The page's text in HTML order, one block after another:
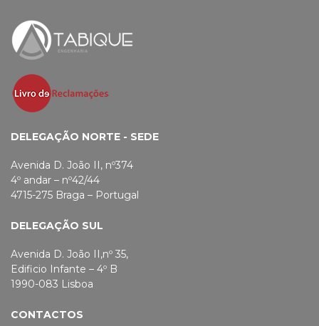
DELEGAÇÃO NORTE - SEDE
Avenida D. João II, nº374
4º andar – nº42/44
4715-275 Braga – Portugal
DELEGAÇÃO SUL
Avenida D. João II,nº 35,
Edificio Infante – 4º B
1990-083 Lisboa
CONTACTOS